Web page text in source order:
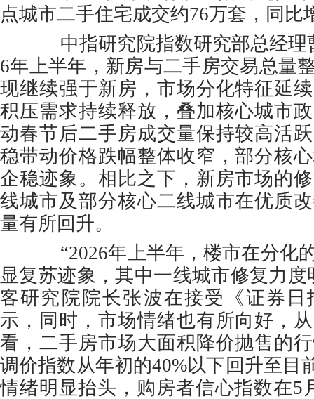
点城市二手住宅成交约76万套，同比
中指研究院指数研究部总经理
6年上半年，新房与二手房交易总量
现继续强于新房，市场分化特征延
积压需求持续释放，叠加核心城市
动春节后二手房成交量保持较高活
稳带动价格跌幅整体收窄，部分核
企稳迹象。相比之下，新房市场的
线城市及部分核心二线城市在优质
量有所回升。
“2026年上半年，楼市在分化
显复苏迹象，其中一线城市修复力度
客研究院院长张波在接受《证券
示，同时，市场情绪也有所向好，
看，二手房市场大面积降价抛售的
调价指数从年初的40%以下回升至目
情绪明显抬头，购房者信心指数在5